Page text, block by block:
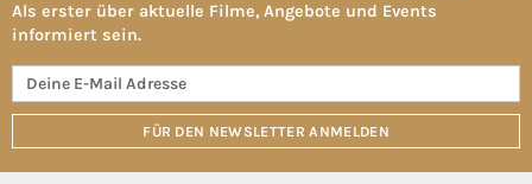
Als erster über aktuelle Filme, Angebote und Events
informiert sein.
FÜR DEN NEWSLETTER ANMELDEN